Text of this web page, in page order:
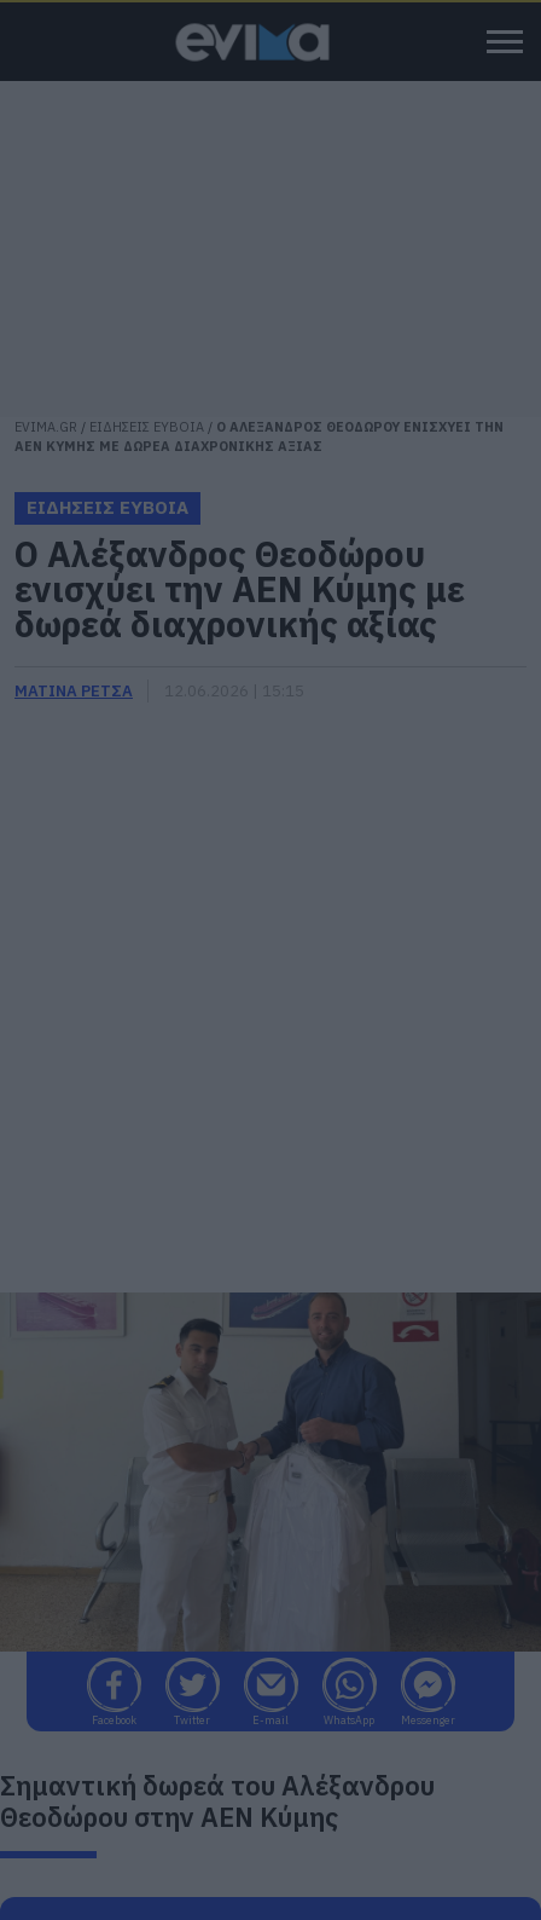
EVIMA.GR / ΕΙΔΗΣΕΙΣ ΕΥΒΟΙΑ / Ο ΑΛΕΞΑΝΔΡΟΣ ΘΕΟΔΩΡΟΥ ΕΝΙΣΧΥΕΙ ΤΗΝ
ΑΕΝ ΚΥΜΗΣ ΜΕ ΔΩΡΕΑ ΔΙΑΧΡΟΝΙΚΗΣ ΑΞΙΑΣ
ΕΙΔΗΣΕΙΣ ΕΥΒΟΙΑ
Ο Αλέξανδρος Θεοδώρου
ενισχύει την ΑΕΝ Κύμης με
δωρεά διαχρονικής αξίας
ΜΑΤΙΝΑ ΡΕΤΣΑ
Facebook Twitter E-mail WhatsApp Messenger
Σημαντική δωρεά του Αλέξανδρου
Θεοδώρου στην ΑΕΝ Κύμης